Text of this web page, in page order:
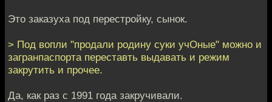
Это заказуха под перестройку, сынок.
> Под вопли "продали родину суки учОные" можно и
загранпаспорта переставть выдавать и режим
закрутить и прочее.
Да, как раз с 1991 года закручивали.